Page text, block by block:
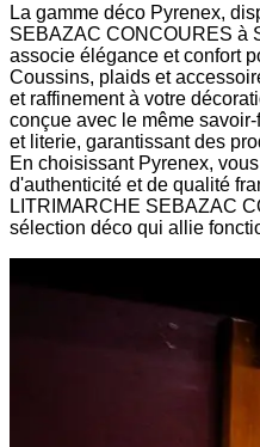
La gamme déco Pyrenex,
SEBAZAC CONCOURES à
associe élégance et confort
Coussins, plaids et
et raffinement à votre
conçue avec le même
et literie, garantissant des
En choisissant Pyrenex,
d'authenticité et de qualité
LITRIMARCHE SEBAZAC
sélection déco qui allie